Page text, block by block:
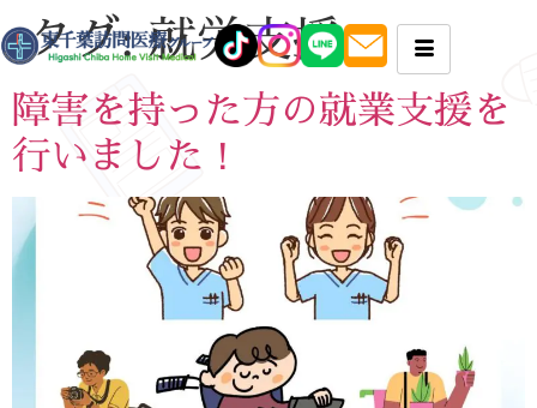
タグ:就労支援
障害を持った方の就業支援を
行いました！